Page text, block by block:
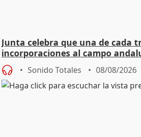
Junta celebra que una de cada
incorporaciones al campo
jóvenes
Sonido Totales 08/08/2026